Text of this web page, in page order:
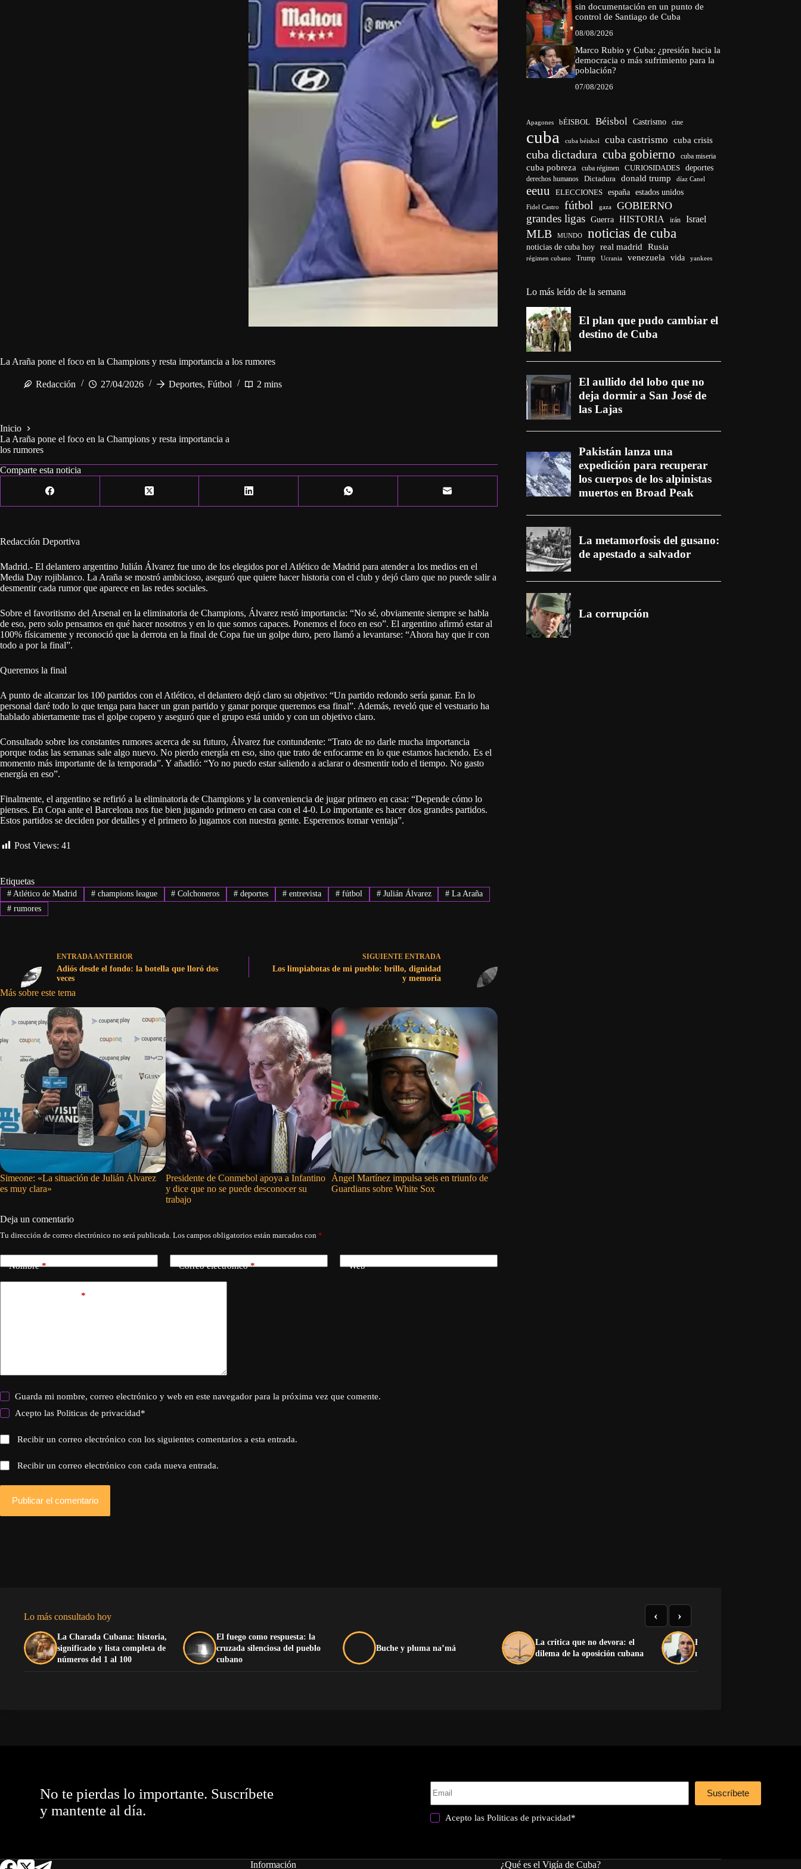
La Araña pone el foco en la Champions y resta importancia a los rumores
Redacción 27/04/2026 Deportes, Fútbol 2 mins
Inicio
La Araña pone el foco en la Champions y resta importancia a
los rumores
Comparte esta noticia
Redacción Deportiva
Madrid.- El delantero argentino Julián Álvarez fue uno de los elegidos por el Atlético de Madrid para atender a los medios en el
Media Day rojiblanco. La Araña se mostró ambicioso, aseguró que quiere hacer historia con el club y dejó claro que no puede salir a
desmentir cada rumor que aparece en las redes sociales.
Sobre el favoritismo del Arsenal en la eliminatoria de Champions, Álvarez restó importancia: “No sé, obviamente siempre se habla
de eso, pero solo pensamos en qué hacer nosotros y en lo que somos capaces. Ponemos el foco en eso”. El argentino afirmó estar al
100% físicamente y reconoció que la derrota en la final de Copa fue un golpe duro, pero llamó a levantarse: “Ahora hay que ir con
todo a por la final”.
Queremos la final
A punto de alcanzar los 100 partidos con el Atlético, el delantero dejó claro su objetivo: “Un partido redondo sería ganar. En lo
personal daré todo lo que tenga para hacer un gran partido y ganar porque queremos esa final”. Además, reveló que el vestuario ha
hablado abiertamente tras el golpe copero y aseguró que el grupo está unido y con un objetivo claro.
Consultado sobre los constantes rumores acerca de su futuro, Álvarez fue contundente: “Trato de no darle mucha importancia
porque todas las semanas sale algo nuevo. No pierdo energía en eso, sino que trato de enfocarme en lo que estamos haciendo. Es el
momento más importante de la temporada”. Y añadió: “Yo no puedo estar saliendo a aclarar o desmentir todo el tiempo. No gasto
energía en eso”.
Finalmente, el argentino se refirió a la eliminatoria de Champions y la conveniencia de jugar primero en casa: “Depende cómo lo
pienses. En Copa ante el Barcelona nos fue bien jugando primero en casa con el 4-0. Lo importante es hacer dos grandes partidos.
Estos partidos se deciden por detalles y el primero lo jugamos con nuestra gente. Esperemos tomar ventaja”.
Post Views: 41
Etiquetas
#Atlético de Madrid #champions league # Colchoneros # deportes # entrevista #fútbol #Julián Álvarez # La Araña
#rumores
ENTRADA ANTERIOR
Adiós desde el fondo: la botella que lloró dos
veces
SIGUIENTE ENTRADA
Los limpiabotas de mi pueblo: brillo, dignidad
y memoria
Más sobre este tema
Simeone: «La situación de Julián Álvarez
es muy clara»
Presidente de Conmebol apoya a Infantino
y dice que no se puede desconocer su
trabajo
Ángel Martínez impulsa seis en triunfo de
Guardians sobre White Sox
Deja un comentario
Tu dirección de correo electrónico no será publicada. Los campos obligatorios están marcados con *
Nombre* Correo electrónico* Web
*
Guarda mi nombre, correo electrónico y web en este navegador para la próxima vez que comente.
Acepto lasPoliticas de privacidad*
Recibir un correo electrónico con los siguientes comentarios a esta entrada.
Recibir un correo electrónico con cada nueva entrada.
Publicar el comentario
sin documentación en un punto de
control de Santiago de Cuba
08/08/2026
Marco Rubio y Cuba: ¿presión hacia la
democracia o más sufrimiento para la
población?
07/08/2026
Apagones bÉISBOL Béisbol Castrismo cine
cuba cuba béisbol cuba castrismo cuba crisis
cuba dictadura cuba gobierno cuba miseria
cuba pobreza cuba régimen CURIOSIDADES deportes
derechos humanos Dictadura donald trump díaz Canel
eeuu ELECCIONES españa estados unidos
Fidel Castro fútbol gaza GOBIERNO
grandes ligas Guerra HISTORIA irán Israel
MLB MUNDO noticias de cuba
noticias de cuba hoy real madrid Rusia
régimen cubano Trump Ucrania venezuela vida yankees
Lo más leído de la semana
Lo más consultado hoy
La Charada Cubana: historia,
significado y lista completa de
números del 1 al 100
El fuego como respuesta: la
cruzada silenciosa del pueblo
cubano
Buche y pluma na’má
La crítica que no devora: el
dilema de la oposición cubana
El pedido desesperado de un
muerto
‹ ›
No te pierdas lo importante. Suscríbete
y mantente al día.
Suscríbete
Acepto lasPoliticas de privacidad*
Información ¿Qué es el Vigía de Cuba?